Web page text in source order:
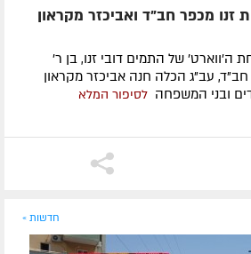
מכפר חב"ד ואביכזר מקראון
ה'ווארט' של התמים דובי זנו, בן ר'
חב"ד, עב"ג הכלה חנה אביכזר מקראון
ובני המשפחה לסיפור המלא
חדשות »